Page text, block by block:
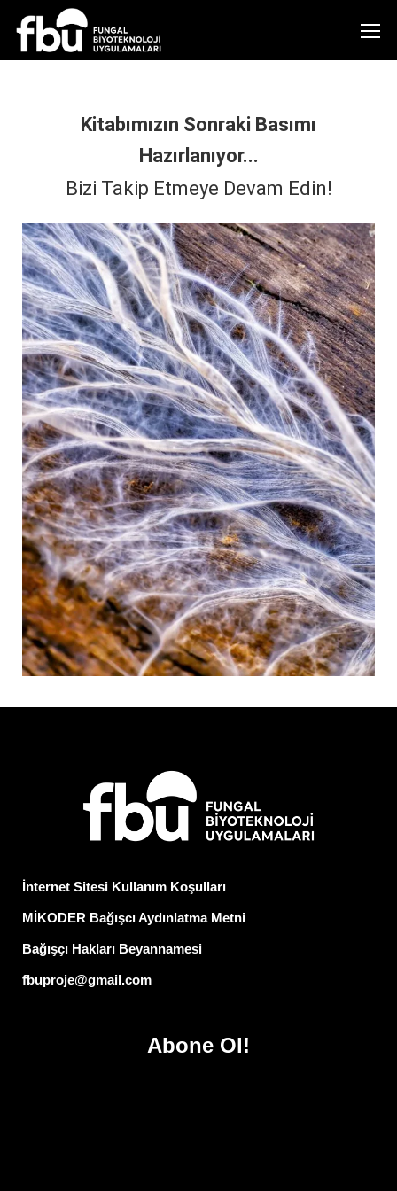
Kitabımızın Sonraki Basımı
Hazırlanıyor...
Bizi Takip Etmeye Devam Edin!
İnternet Sitesi Kullanım Koşulları
MİKODER Bağışcı Aydınlatma Metni
Bağışçı Hakları Beyannamesi
fbuproje@gmail.com
Abone Ol!